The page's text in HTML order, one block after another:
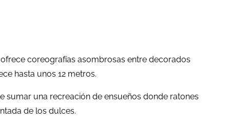
ofrece coreografías asombrosas entre decorados
hasta unos 12 metros.
sumar una recreación de ensueños donde ratones
de los dulces.